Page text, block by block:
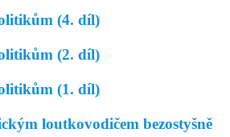
(4. díl)
(2. díl)
(1. díl)
loutkovodičem bezostyšně